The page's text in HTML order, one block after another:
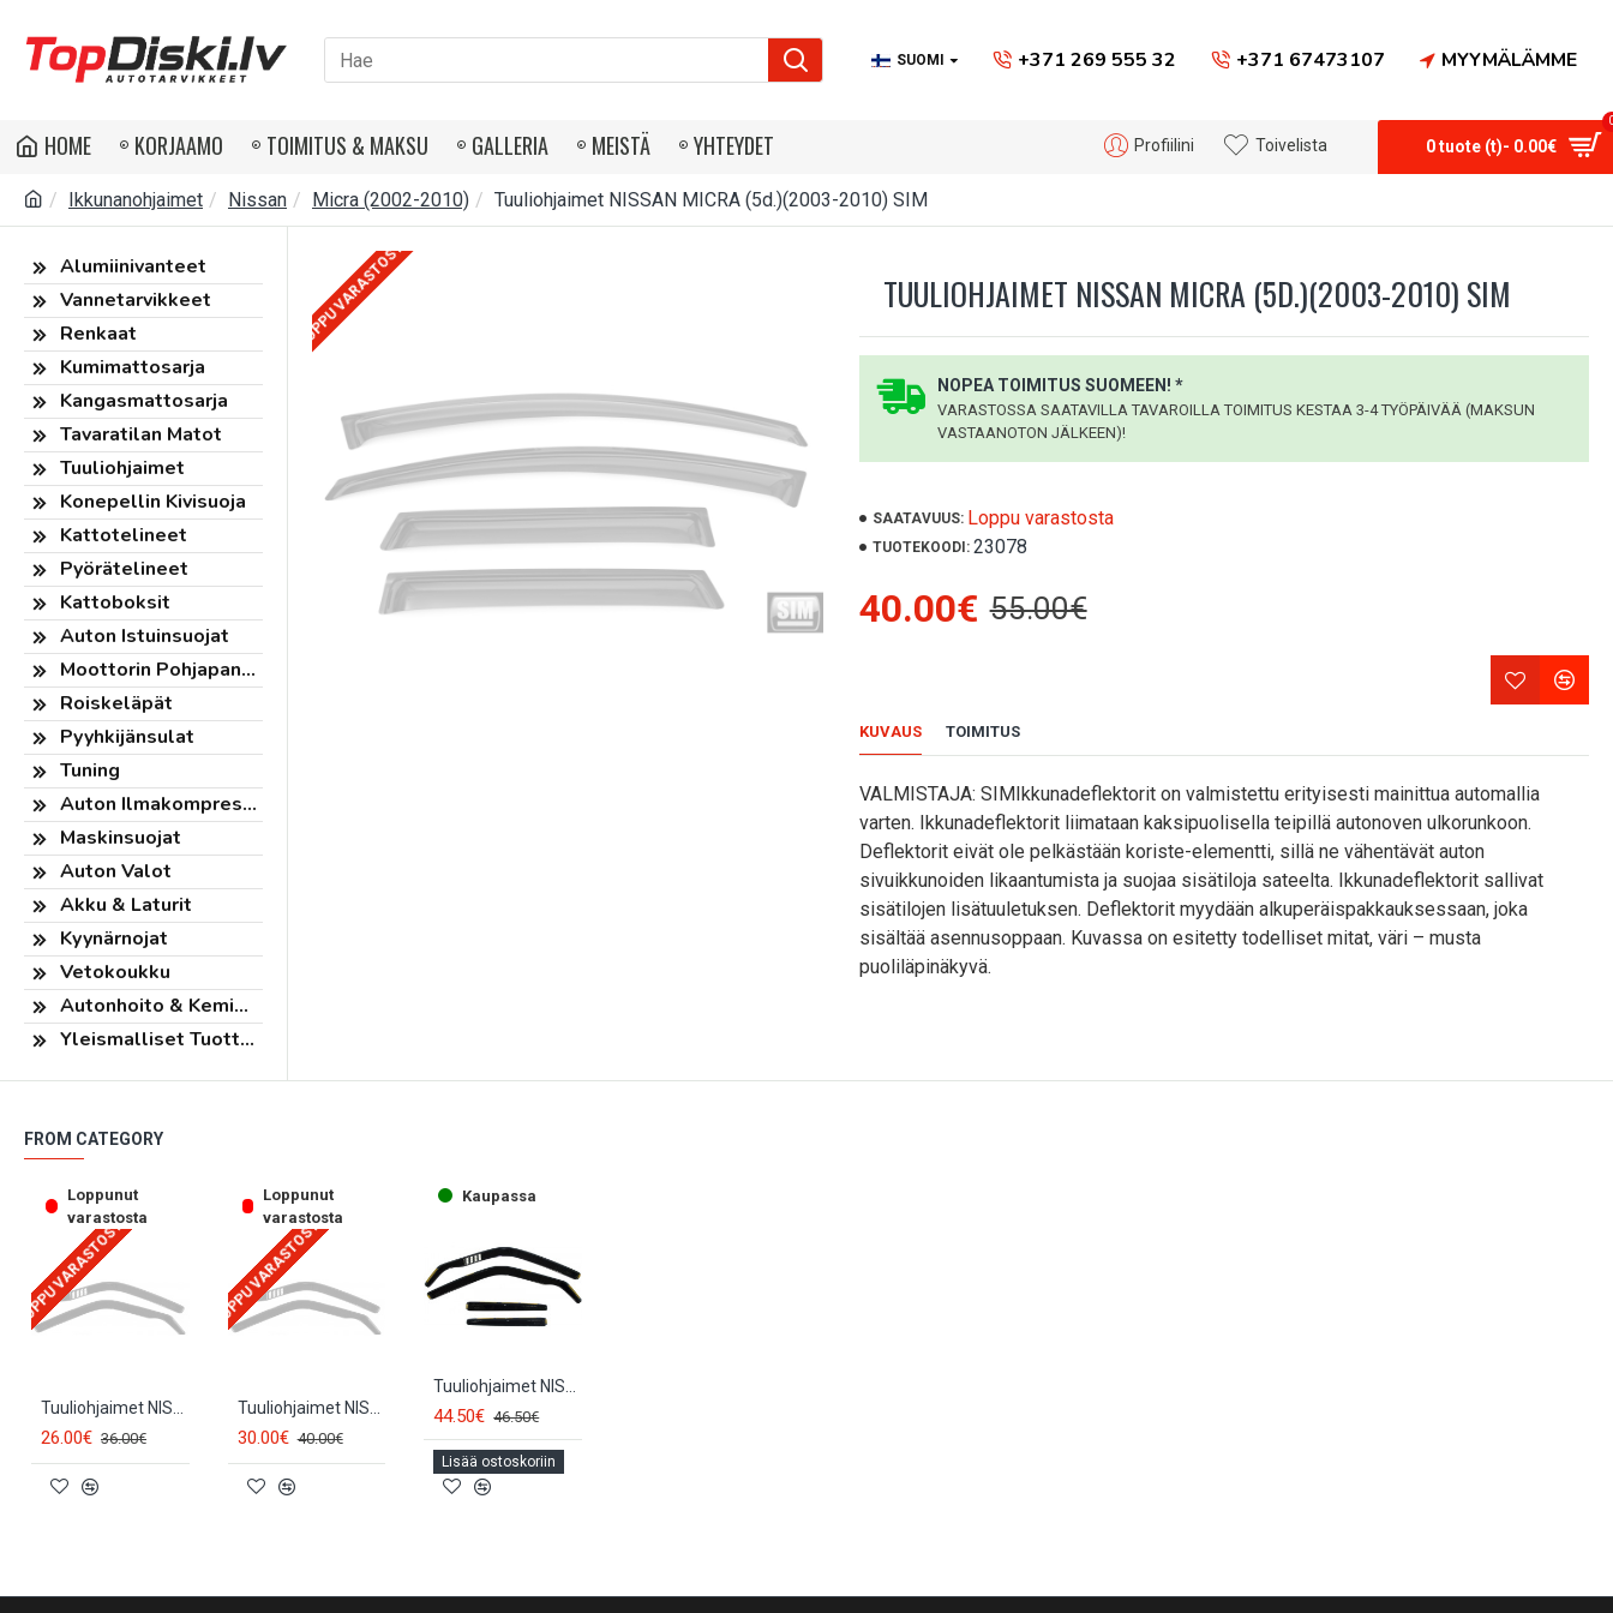
SUOMI +371 269 555 32 +371 67473107 MYYMÄLÄMME
HOME KORJAAMO TOIMITUS & MAKSU GALLERIA MEISTÄ YHTEYDET Profiilini Toivelista 0 tuote (t)- 0.00€
Ikkunanohjaimet Nissan Micra (2002-2010) Tuuliohjaimet NISSAN MICRA (5d.)(2003-2010) SIM
Alumiinivanteet
Vannetarvikkeet
Renkaat
Kumimattosarja
Kangasmattosarja
Tavaratilan Matot
Tuuliohjaimet
Konepellin Kivisuoja
Kattotelineet
Pyörätelineet
Kattoboksit
Auton Istuinsuojat
Moottorin Pohjapanssari
Roiskeläpät
Pyyhkijänsulat
Tuning
Auton Ilmakompressorit
Maskinsuojat
Auton Valot
Akku & Laturit
Kyynärnojat
Vetokoukku
Autonhoito & Kemikaalit
Yleismalliset Tuotteet
LOPPU VARASTOSTA TUULIOHJAIMET NISSAN MICRA (5D.)(2003-2010) SIM
NOPEA TOIMITUS SUOMEEN! *
VARASTOSSA SAATAVILLA TAVAROILLA TOIMITUS KESTAA 3-4 TYÖPÄIVÄÄ (MAKSUN
VASTAANOTON JÄLKEEN)!
SAATAVUUS: Loppu varastosta
TUOTEKOODI: 23078
40.00€ 55.00€
KUVAUS TOIMITUS
VALMISTAJA: SIMIkkunadeflektorit on valmistettu erityisesti mainittua automallia
varten. Ikkunadeflektorit liimataan kaksipuolisella teipillä autonoven ulkorunkoon.
Deflektorit eivät ole pelkästään koriste-elementti, sillä ne vähentävät auton
sivuikkunoiden likaantumista ja suojaa sisätiloja sateelta. Ikkunadeflektorit sallivat
sisätilojen lisätuuletuksen. Deflektorit myydään alkuperäispakkauksessaan, joka
sisältää asennusoppaan. Kuvassa on esitetty todelliset mitat, väri – musta
puoliläpinäkyvä.
FROM CATEGORY
Loppunut
varastosta
LOPPU VARASTOSTA
26.00€ 36.00€
Loppunut
varastosta
LOPPU VARASTOSTA
30.00€ 40.00€
Kaupassa
44.50€ 46.50€
Lisää ostoskoriin